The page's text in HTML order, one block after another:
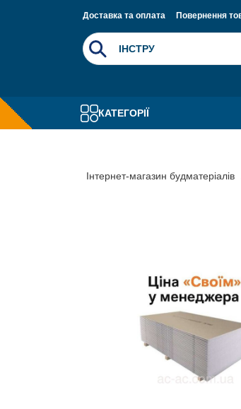
Доставка та оплата Повернення
КАТЕГОРІЇ
Інтернет-магазин будматеріалів